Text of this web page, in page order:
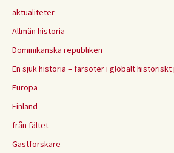
aktualiteter
Allmän historia
Dominikanska republiken
En sjuk historia – farsoter i globalt
Europa
Finland
från fältet
Gästforskare